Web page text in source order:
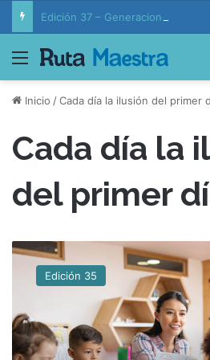
Menú
Inicio /Cada día la ilusión del primer
Cada día la
del primer
C
d
í
a
Edición 35